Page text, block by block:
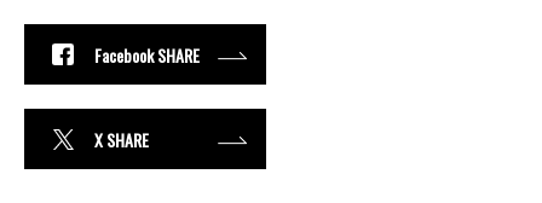
Facebook SHARE
X SHARE